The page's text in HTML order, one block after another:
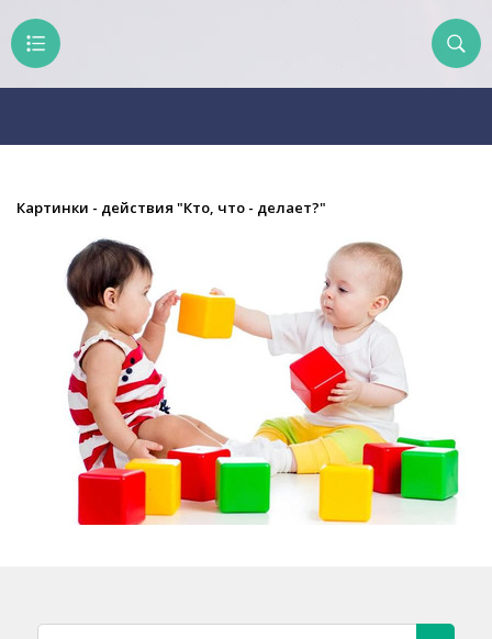
Картинки - действия "Кто, что - делает?"